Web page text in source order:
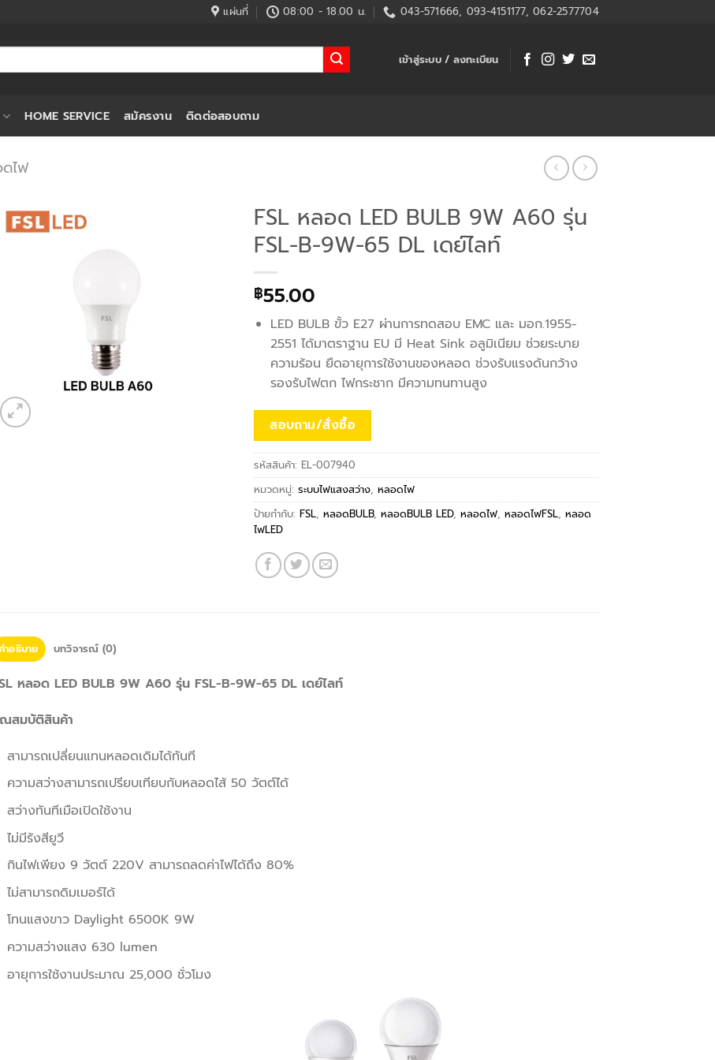
แผ่นที่ 08:00 - 18.00 น. 043-571666, 093-4151177, 062-2577704
เข้าสู่ระบบ / ลงทะเบียน
HOME SERVICE สมัครงาน ติดต่อสอบถาม
ไฟ
FSL หลอด LED BULB 9W A60 รุ่น
FSL-B-9W-65 DL เดย์ไลท์
฿55.00
LED BULB ขั้ว E27 ผ่านการทดสอบ EMC และ มอก.1955-
2551 ได้มาตราฐาน EU มี Heat Sink อลูมิเนียม ช่วยระบาย
ความร้อน ยืดอายุการใช้งานของหลอด ช่วงรับแรงดันกว้าง
รองรับไฟตก ไฟกระชาก มีความทนทานสูง
สอบถาม/สั่งซื้อ
รหัสสินค้า:EL-007940
หมวดหมู่:ระบบไฟแสงสว่าง,หลอดไฟ
ป้ายกำกับ:FSL,หลอดBULB,หลอดBULB LED,หลอดไฟ,หลอดไฟFSL,หลอด
ไฟLED
ำอธิบาย บทวิจารณ์ (0)
หลอด LED BULB 9W A60 รุ่น FSL-B-9W-65 DL เดย์ไลท์
สมบัติสินค้า
สามารถเปลี่ยนแทนหลอดเดิมได้ทันที
ความสว่างสามารถเปรียบเทียบกับหลอดไส้ 50 วัตต์ได้
สว่างทันทีเมือเปิดใช้งาน
ไม่มีรังสียูวี
กินไฟเพียง 9 วัตต์ 220V สามารถลดค่าไฟได้ถึง 80%
ไม่สามารถดิมเมอร์ได้
โทนแสงขาว Daylight 6500K 9W
ความสว่างแสง 630 lumen
อายุการใช้งานประมาณ 25,000 ชั่วโมง